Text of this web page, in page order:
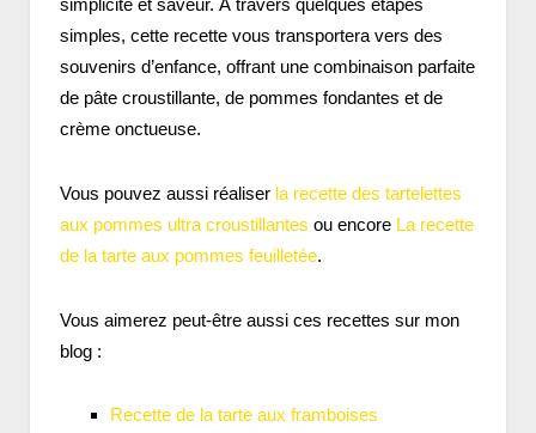
simples, cette recette vous transportera vers des
souvenirs d’enfance, offrant une combinaison parfaite
de pâte croustillante, de pommes fondantes et de
crème onctueuse.
Vous pouvez aussi réaliser la recette des tartelettes
aux pommes ultra croustillantes ou encore La recette
de la tarte aux pommes feuilletée.
Vous aimerez peut-être aussi ces recettes sur mon
blog :
Recette de la tarte aux framboises